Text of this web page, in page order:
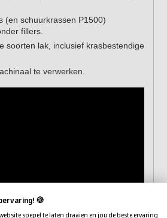
(en schuurkrassen P1500)
fillers.
soorten lak, inclusief krasbestendige
te verwerken.
🍪
soepel te laten draaien en jou de beste ervaring